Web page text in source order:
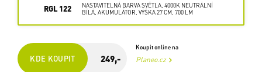
RGL 122
NASTAVITELNÁ BARVA SVĚTLA, 4000K NEUTRÁLNÍ
BÍLÁ, AKUMULÁTOR, VÝŠKA 27 CM, 700 LM
KDE KOUPIT 249,-
Koupit online na
Planeo.cz